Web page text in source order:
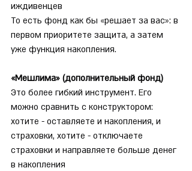
иждивенцев
То есть фонд как бы «решает за вас»: в
первом приоритете защита, а затем
уже функция накопления.
«Мешлима» (дополнительный фонд)
Это более гибкий инструмент. Его
можно сравнить с конструктором:
хотите - оставляете и накопления, и
страховки, хотите - отключаете
страховки и направляете больше денег
в накопления